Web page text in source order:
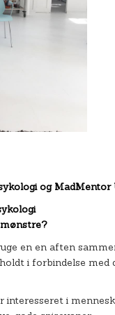
og MadMentor
en en aften
i forbindelse med
interesseret i